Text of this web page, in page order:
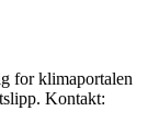
for klimaportalen
Kontakt: